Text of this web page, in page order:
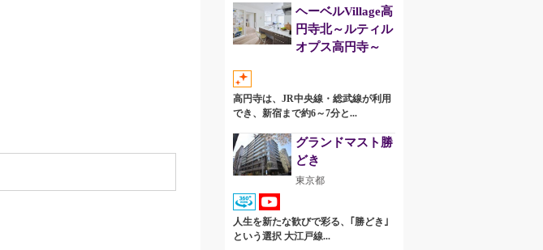
ヘーベルVillage高
円寺北～ルティル
オプス高円寺～
高円寺は、JR中央線・総武線が利用
でき、新宿まで約6～7分と...
グランドマスト勝
どき
東京都
人生を新たな歓びで彩る、｢勝どき｣
という選択 大江戸線...